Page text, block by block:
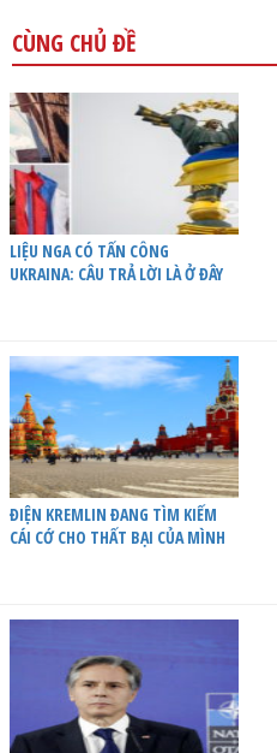
CÙNG CHỦ ĐỀ
LIỆU NGA CÓ TẤN CÔNG
UKRAINA: CÂU TRẢ LỜI LÀ Ở ĐÂY
ĐIỆN KREMLIN ĐANG TÌM KIẾM
CÁI CỚ CHO THẤT BẠI CỦA MÌNH